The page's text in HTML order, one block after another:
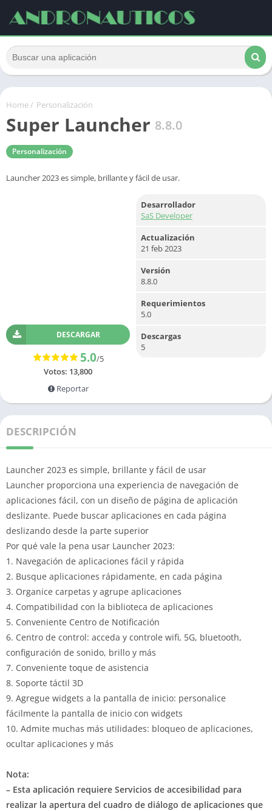
Home/ Personalización
Super Launcher 8.8.0
Personalización
Launcher 2023 es simple, brillante y fácil de usar.
DESCARGAR
5.0/5
Votos: 13,800
Reportar
Desarrollador
SaS Developer
Actualización
21 feb 2023
Versión
8.8.0
Requerimientos
5.0
Descargas
5
DESCRIPCIÓN
Launcher 2023 es simple, brillante y fácil de usar
Launcher proporciona una experiencia de navegación de
aplicaciones fácil, con un diseño de página de aplicación
deslizante. Puede buscar aplicaciones en cada página
deslizando desde la parte superior
Por qué vale la pena usar Launcher 2023:
1. Navegación de aplicaciones fácil y rápida
2. Busque aplicaciones rápidamente, en cada página
3. Organice carpetas y agrupe aplicaciones
4. Compatibilidad con la biblioteca de aplicaciones
5. Conveniente Centro de Notificación
6. Centro de control: acceda y controle wifi, 5G, bluetooth,
configuración de sonido, brillo y más
7. Conveniente toque de asistencia
8. Soporte táctil 3D
9. Agregue widgets a la pantalla de inicio: personalice
fácilmente la pantalla de inicio con widgets
10. Admite muchas más utilidades: bloqueo de aplicaciones,
ocultar aplicaciones y más
Nota:
– Esta aplicación requiere Servicios de accesibilidad para
realizar la apertura del cuadro de diálogo de aplicaciones que